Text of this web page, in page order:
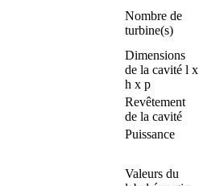
Nombre de
turbine(s)
Dimensions
de la cavité l x
h x p
Revêtement
de la cavité
Puissance
Valeurs du